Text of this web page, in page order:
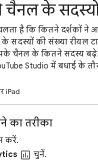
चैनल के
है कि कितने दर्शकों ने
सदस्यों की संख्या रीयल
चैनल के कितने सदस्य बढ़े.
Studio में बधाई के
iPad
का तरीका
करें.
चुनें.